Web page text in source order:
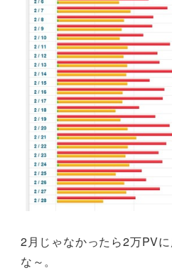
2月じゃなかったら2万PV
な～。